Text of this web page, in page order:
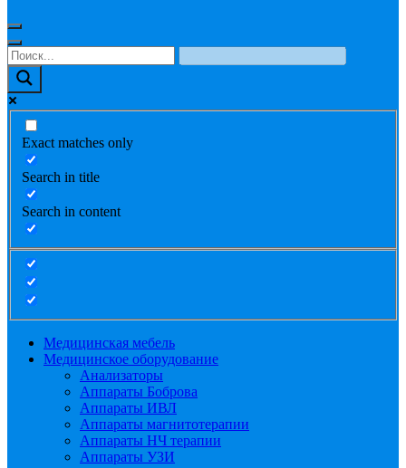
Exact matches only
Search in title
Search in content
Медицинская мебель
Медицинское оборудование
Анализаторы
Аппараты Боброва
Аппараты ИВЛ
Аппараты магнитотерапии
Аппараты НЧ терапии
Аппараты УЗИ